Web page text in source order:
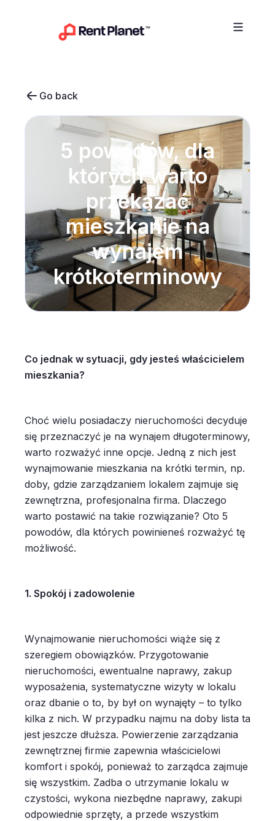
Go back
5 powodów, dla
których warto
przekazać
mieszkanie na
wynajem
krótkoterminowy
Co jednak w sytuacji, gdy jesteś właścicielem
mieszkania?
Choć wielu posiadaczy nieruchomości decyduje
się przeznaczyć je na wynajem długoterminowy,
warto rozważyć inne opcje. Jedną z nich jest
wynajmowanie mieszkania na krótki termin, np.
doby, gdzie zarządzaniem lokalem zajmuje się
zewnętrzna, profesjonalna firma. Dlaczego
warto postawić na takie rozwiązanie? Oto 5
powodów, dla których powinieneś rozważyć tę
możliwość.
1. Spokój i zadowolenie
Wynajmowanie nieruchomości wiąże się z
szeregiem obowiązków. Przygotowanie
nieruchomości, ewentualne naprawy, zakup
wyposażenia, systematyczne wizyty w lokalu
oraz dbanie o to, by był on wynajęty – to tylko
kilka z nich. W przypadku najmu na doby lista ta
jest jeszcze dłuższa. Powierzenie zarządzania
zewnętrznej firmie zapewnia właścicielowi
komfort i spokój, ponieważ to zarządca zajmuje
się wszystkim. Zadba o utrzymanie lokalu w
czystości, wykona niezbędne naprawy, zakupi
odpowiednie sprzęty, a przede wszystkim